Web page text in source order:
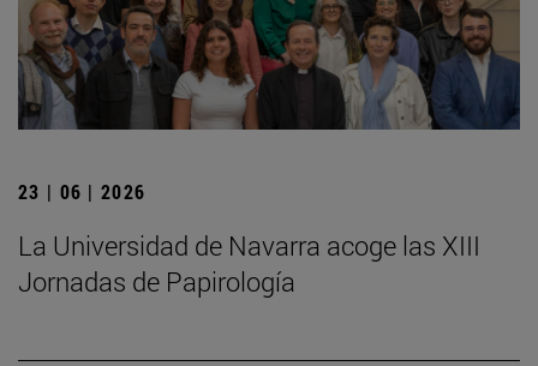
23 | 06 | 2026
La Universidad de Navarra acoge las XIII
Jornadas de Papirología